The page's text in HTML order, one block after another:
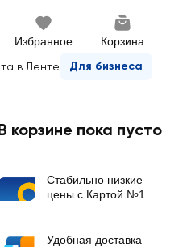
Избранное Корзина
в Ленте Для бизнеса
корзине пока пусто
Стабильно низкие
цены с Картой №1
Удобная доставка